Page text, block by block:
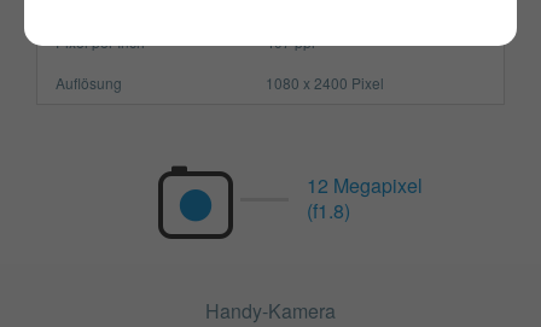
Pixel per Inch
407 ppi
Auflösung
1080 x 2400 Pixel
12 Megapixel
(f1.8)
Handy-Kamera